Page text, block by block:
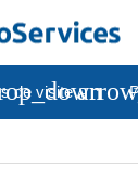
de visite